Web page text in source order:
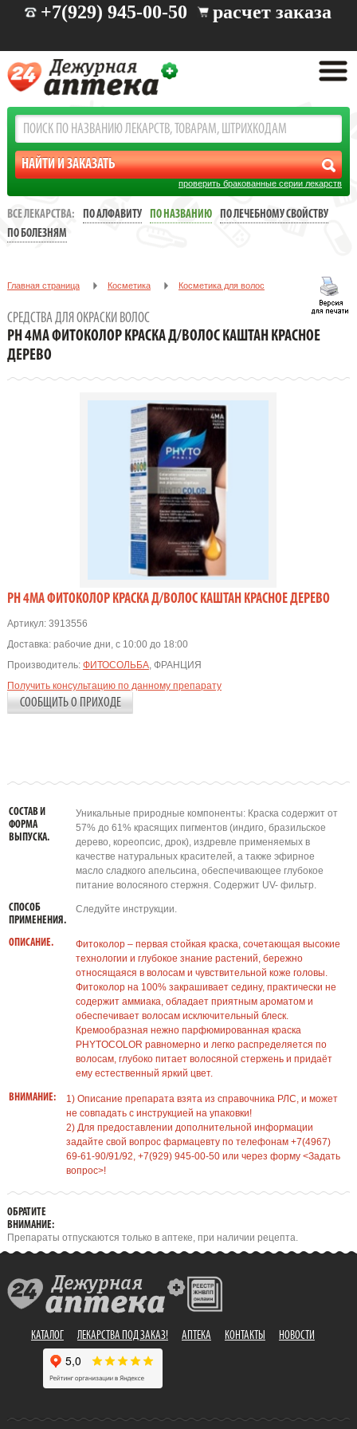
+7(929) 945-00-50 расчет заказа
проверить бракованные серии лекарств
ВСЕ ЛЕКАРСТВА: ПО АЛФАВИТУ ПО НАЗВАНИЮ
ПО ЛЕЧЕБНОМУ СВОЙСТВУ
ПО БОЛЕЗНЯМ
Главная страница Косметика Косметика для волос
PH 4МА ФИТОКОЛОР КРАСКА Д/ВОЛОС КАШТАН КРАСНОЕ
СРЕДСТВА ДЛЯ ОКРАСКИ ВОЛОС
PH 4МА ФИТОКОЛОР КРАСКА Д/ВОЛОС КАШТАН КРАСНОЕ
ДЕРЕВО
PH 4МА ФИТОКОЛОР КРАСКА Д/ВОЛОС КАШТАН КРАСНОЕ ДЕРЕВО
Артикул:3913556
Доставка: рабочие дни, с 10:00 до 18:00
Производитель: ФИТОСОЛЬБА, ФРАНЦИЯ
Получить консультацию по данному препарату
СООБЩИТЬ О ПРИХОДЕ
СОСТАВ И
ФОРМА
ВЫПУСКА.
Уникальные природные компоненты: Краска содержит от
57% до 61% красящих пигментов (индиго, бразильское
дерево, кореопсис, дрок), издревле применяемых в
качестве натуральных красителей, а также эфирное
масло сладкого апельсина, обеспечивающее глубокое
питание волосяного стержня. Содержит UV- фильтр.
СПОСОБ
ПРИМЕНЕНИЯ.
Следуйте инструкции.
ОПИСАНИЕ.
Фитоколор – первая стойкая краска, сочетающая высокие
технологии и глубокое знание растений, бережно
относящаяся в волосам и чувствительной коже головы.
Фитоколор на 100% закрашивает седину, практически не
содержит аммиака, обладает приятным ароматом и
обеспечивает волосам исключительный блеск.
Кремообразная нежно парфюмированная краска
PHYTOCOLOR равномерно и легко распределяется по
волосам, глубоко питает волосяной стержень и придаёт
ему естественный яркий цвет.
ВНИМАНИЕ:
1) Описание препарата взята из справочника РЛС, и может
не совпадать с инструкцией на упаковки!
2) Для предоставлении дополнительной информации
задайте свой вопрос фармацевту по телефонам +7(4967)
69-61-90/91/92, +7(929) 945-00-50 или через форму <Задать
вопрос>!
ОБРАТИТЕ
ВНИМАНИЕ:
Препараты отпускаются только в аптеке, при наличии рецепта.
КАТАЛОГ ЛЕКАРСТВА ПОД ЗАКАЗ! АПТЕКА КОНТАКТЫ НОВОСТИ